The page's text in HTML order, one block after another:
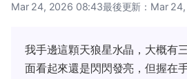
Mar 24, 2026 08:43最後更新：Mar
我手邊這顆天狼星水晶，大概有
面看起來還是閃閃發亮，但握在